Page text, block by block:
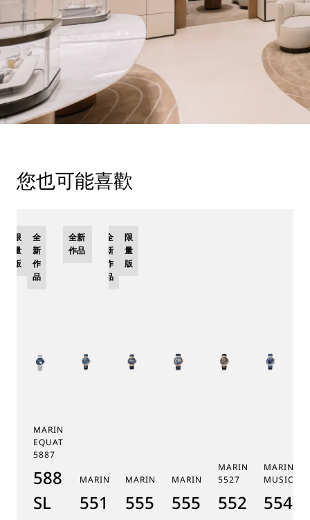
您也可能喜歡
MARINE TOURBILLON
EQUATION MARCHANTE
5887
5887PT/YS/PW0
SL
限
量
版
全
新
作
品
MARINE 5517
5517BR/Y2/9ZU
全新
作品
MARINE HORA MUNDI 5555
5555BH/YS/9WV
全
新
作
品
限
量
版
MARINE HORA MUNDI 5557
5557BR/YS/5WV
MARINE
5527
5527BR/
MARINE